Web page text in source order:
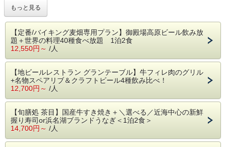
自由自在です。
北欧をイメージしデザインされた開放的、且つモダンな客室でごゆっくりお寛ぎ
もっと見る
【定番/バイキング麦畑専用プラン】御殿場高原ビール飲み放
題＋世界の料理40種食べ放題 1泊2食
12,550円～ /人
【地ビールレストラン グランテーブル】牛フィレ肉のグリル
+名物スペアリブ＆クラフトビール4種飲み比べ！
12,700円～ /人
【旬膳処 茶目】国産牛すき焼き＋＼選べる／近海中心の新鮮
握り寿司or浜名湖ブランドうなぎ＜1泊2食＞
14,700円～ /人